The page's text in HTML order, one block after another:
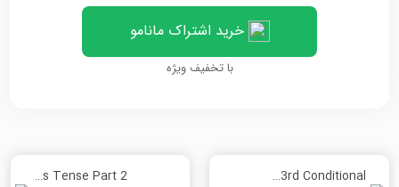
خرید اشتراک مانامو
با تخفیف ویژه
The 3rd Conditional
Present Continuous Tense Part 2